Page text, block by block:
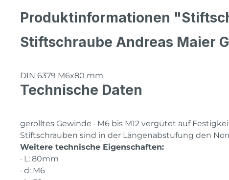
Produktinformationen
Stiftschraube Andreas Maier
DIN 6379 M6x80 mm
Technische Daten
gerolltes Gewinde · M6 bis M12 vergütet auf
Stiftschrauben sind in der Längenabstufung den
Weitere technische Eigenschaften:
· L: 80mm
· d: M6